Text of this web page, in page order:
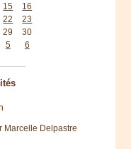
15
16
22
23
29
30
5 6
Marcelle Delpastre